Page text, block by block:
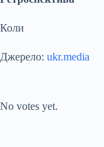
Коли
Джерело: ukr.media
No votes yet.